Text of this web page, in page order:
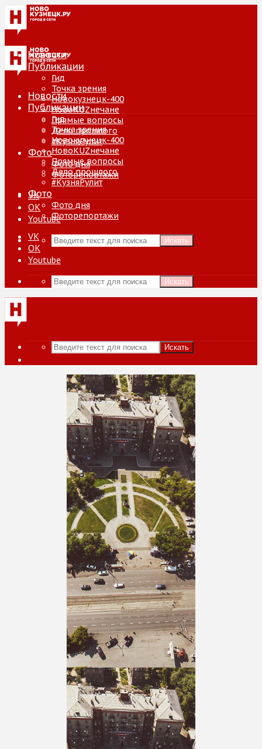
Новости
Публикации
Гид
Точка зрения
Новокузнецк-400
НовоKUZнечане
Прямые вопросы
Дело прошлого
#КузняРулит
Фото
Фото дня
Фоторепортажи
VK
ОК
Youtube
Искать
Новости
Публикации
Гид
Точка зрения
Новокузнецк-400
НовоKUZнечане
Прямые вопросы
Дело прошлого
#КузняРулит
Фото
Фото дня
Фоторепортажи
VK
ОК
Youtube
Искать
Искать